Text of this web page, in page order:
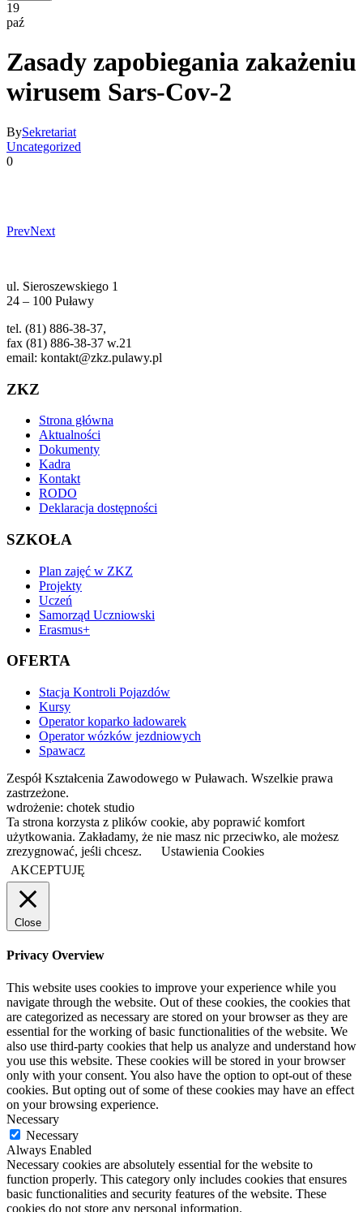
19
paź
Zasady zapobiegania zakażeniu
wirusem Sars-Cov-2
BySekretariat
Uncategorized
0
PrevNext
ul. Sieroszewskiego 1
24 – 100 Puławy
tel. (81) 886-38-37,
fax (81) 886-38-37 w.21
email: kontakt@zkz.pulawy.pl
ZKZ
Strona główna
Aktualności
Dokumenty
Kadra
Kontakt
RODO
Deklaracja dostępności
SZKOŁA
Plan zajęć w ZKZ
Projekty
Uczeń
Samorząd Uczniowski
Erasmus+
OFERTA
Stacja Kontroli Pojazdów
Kursy
Operator koparko ładowarek
Operator wózków jezdniowych
Spawacz
Zespół Kształcenia Zawodowego w Puławach. Wszelkie prawa
zastrzeżone.
wdrożenie: chotek studio
Ta strona korzysta z plików cookie, aby poprawić komfort
użytkowania. Zakładamy, że nie masz nic przeciwko, ale możesz
zrezygnować, jeśli chcesz.
Ustawienia Cookies
AKCEPTUJĘ
Close
Privacy Overview
This website uses cookies to improve your experience while you
navigate through the website. Out of these cookies, the cookies that
are categorized as necessary are stored on your browser as they are
essential for the working of basic functionalities of the website. We
also use third-party cookies that help us analyze and understand how
you use this website. These cookies will be stored in your browser
only with your consent. You also have the option to opt-out of these
cookies. But opting out of some of these cookies may have an effect
on your browsing experience.
Necessary
Necessary
Always Enabled
Necessary cookies are absolutely essential for the website to
function properly. This category only includes cookies that ensures
basic functionalities and security features of the website. These
cookies do not store any personal information.